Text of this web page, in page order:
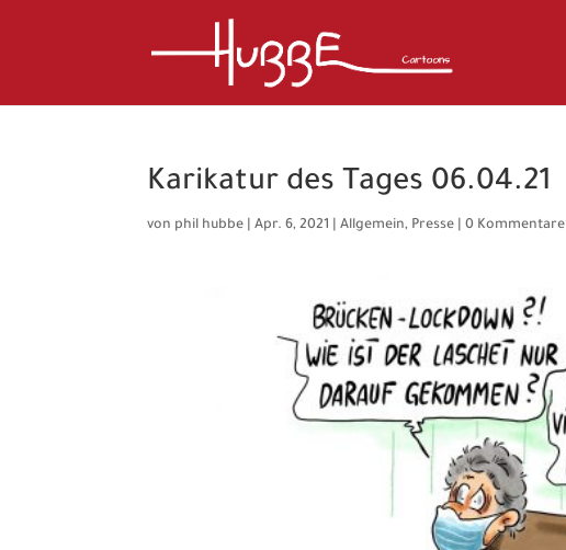
Karikatur des Tages 06.04.21
von phil hubbe |Apr. 6, 2021 |Allgemein, Presse |0 Kommentare